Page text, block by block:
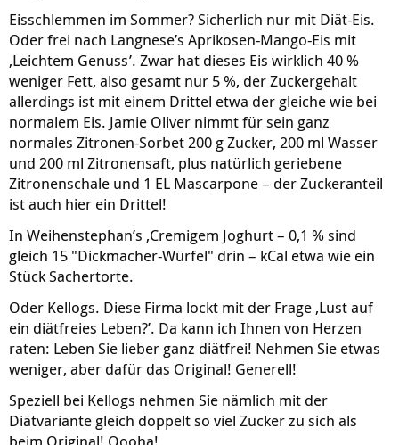
Eisschlemmen im Sommer? Sicherlich nur mit Diät-Eis.
Oder frei nach Langnese’s Aprikosen-Mango-Eis mit
‚Leichtem Genuss’. Zwar hat dieses Eis wirklich 40 %
weniger Fett, also gesamt nur 5 %, der Zuckergehalt
allerdings ist mit einem Drittel etwa der gleiche wie bei
normalem Eis. Jamie Oliver nimmt für sein ganz
normales Zitronen-Sorbet 200 g Zucker, 200 ml Wasser
und 200 ml Zitronensaft, plus natürlich geriebene
Zitronenschale und 1 EL Mascarpone – der Zuckeranteil
ist auch hier ein Drittel!
In Weihenstephan’s ‚Cremigem Joghurt – 0,1 % sind
gleich 15 "Dickmacher-Würfel" drin – kCal etwa wie ein
Stück Sachertorte.
Oder Kellogs. Diese Firma lockt mit der Frage ‚Lust auf
ein diätfreies Leben?’. Da kann ich Ihnen von Herzen
raten: Leben Sie lieber ganz diätfrei! Nehmen Sie etwas
weniger, aber dafür das Original! Generell!
Speziell bei Kellogs nehmen Sie nämlich mit der
Diätvariante gleich doppelt so viel Zucker zu sich als